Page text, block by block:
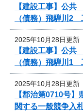
【建設工事】公共
（債務）飛騨川2
2025年10月28日更新
【建設工事】公共
（債務）飛騨川1
2025年10月28日更新
【郡治第0710号
関する一般競争入